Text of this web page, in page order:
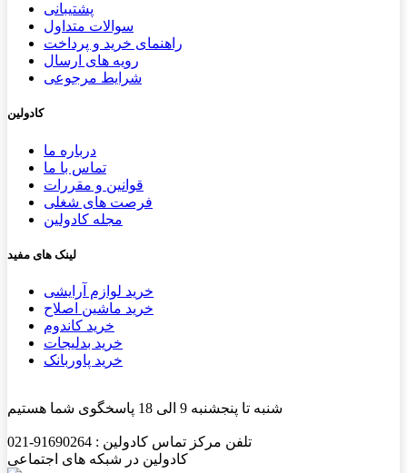
پشتیب​​انی
سوالات متداول
راهنمای خرید و پرداخت
رویه های ارسال
شرایط مرجوعی
کادولین
درباره ما
تماس با ما
قوانین و مقررات
فرصت های شغلی
مجله کادولین
لینک های مفید
خرید لوازم آرایشی
خرید ماشین اصلاح
خرید کاندوم
خرید بدلیجات
خرید پاوربانک
شنبه تا پنجشنبه 9 الی 18 پاسخگوی شما هستیم
تلفن مرکز تماس کادولین : 91690264-021
کادولین در شبکه های اجتماعی